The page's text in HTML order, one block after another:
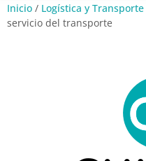
Inicio / Logística y Transporte
servicio del transporte